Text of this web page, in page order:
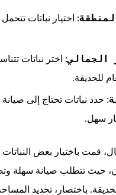
: اختيار نباتات
الجمالي: اختر نباتات
للحديقة.
: حدد نباتات تحتاج إلى صيانة
سهل.
قمت باختيار بعض
حيث تتطلب صيانة سهلة
باختصار، تحديد المساحة